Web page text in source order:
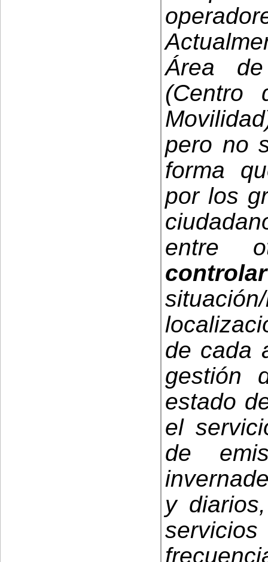
Área
(Centro
pero no
forma
por los
entre
de cada
gestión
estado
el
de
y